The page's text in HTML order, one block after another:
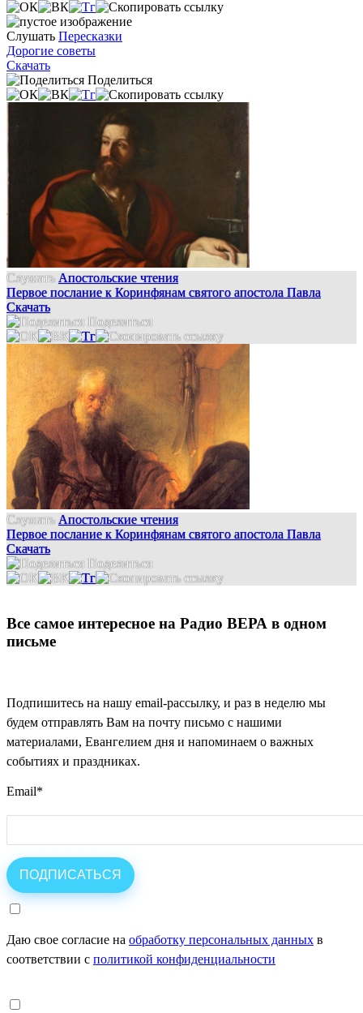
Слушать Пересказки
Дорогие советы
Скачать
Поделиться
Слушать Апостольские чтения
Первое послание к Коринфянам святого апостола Павла
Скачать
Поделиться
Слушать Апостольские чтения
Первое послание к Коринфянам святого апостола Павла
Скачать
Поделиться
Все самое интересное на Радио ВЕРА в одном
письме
Подпишитесь на нашу email-рассылку, и раз в неделю мы
будем отправлять Вам на почту письмо с нашими
материалами, Евангелием дня и напоминаем о важных
событиях и праздниках.
Email*
Даю свое согласие на обработку персональных данных в
соответствии с политикой конфиденциальности